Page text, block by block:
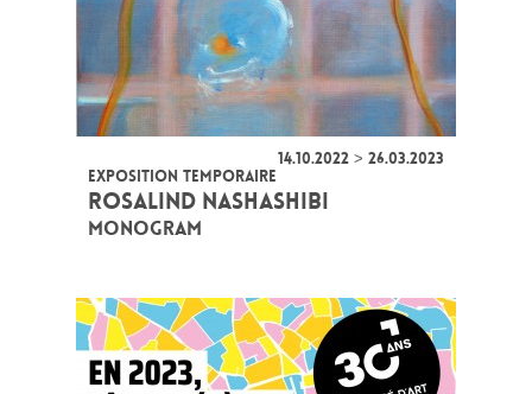
14.10.2022 > 26.03.2023
EXPOSITION TEMPORAIRE
ROSALIND NASHASHIBI
MONOGRAM